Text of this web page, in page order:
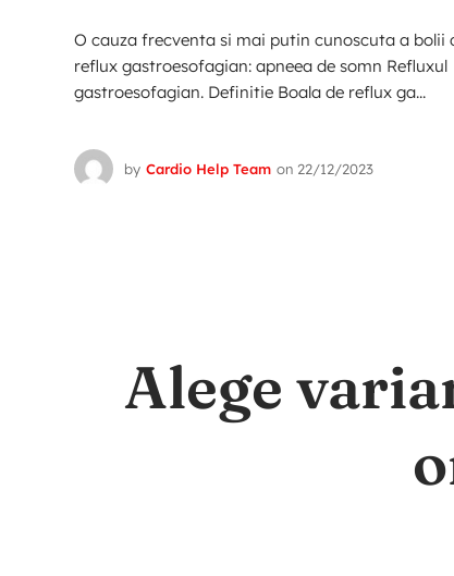
O cauza frecventa si mai putin cunoscuta a bolii
reflux gastroesofagian: apneea de somn Refluxul
gastroesofagian. Definitie Boala de reflux ga...
by Cardio Help Team on 22/12/2023
Alege